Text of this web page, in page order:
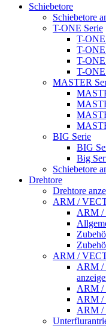
Schiebetore
Schiebetore
T-ONE Serie
T-ONE
T-ONE
T-
T-
MASTER
BIG Serie
BIG
Big
Schiebetore
Drehtore
Drehtore
ARM /
ARM /
ARM /
ARM /
ARM /
ARM /
ARM /